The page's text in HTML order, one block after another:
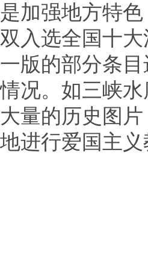
是加强地方特
双入选全国十
一版的部分条
情况。如三峡
大量的历史图
地进行爱国主